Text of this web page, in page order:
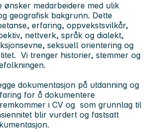
ønsker medarbeidere med ulik
geografisk bakgrunn. Dette
erfaring, oppvekstsvilkår,
nettverk, språk og dialekt,
seksuell orientering og
Vi trenger historier, stemmer og
dokumentasjon på utdanning og
for å dokumentere
i CV og som grunnlag til
blir vurdert og fastsatt